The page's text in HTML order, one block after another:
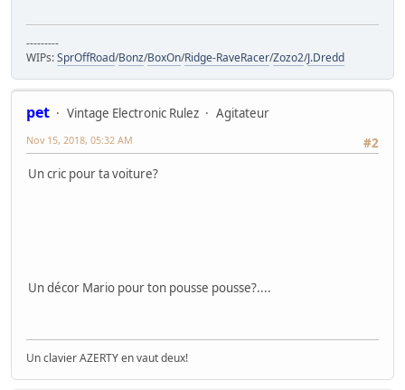
---------
WIPs:SprOffRoad/Bonz/BoxOn/Ridge-RaveRacer/Zozo2/J.Dredd
pet Vintage Electronic Rulez
Agitateur
#2
Nov 15, 2018, 05:32 AM
Un cric pour ta voiture?
Un décor Mario pour ton pousse pousse?....
Un clavier AZERTY en vaut deux!